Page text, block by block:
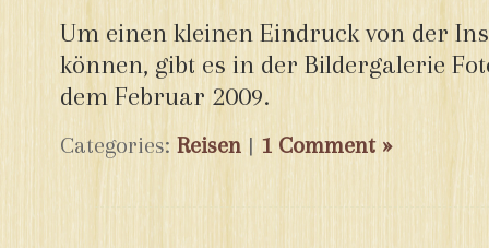
Um einen kleinen Eindruck von der
können, gibt es in der Bildergalerie
dem Februar 2009.
Categories: Reisen | 1 Comment »